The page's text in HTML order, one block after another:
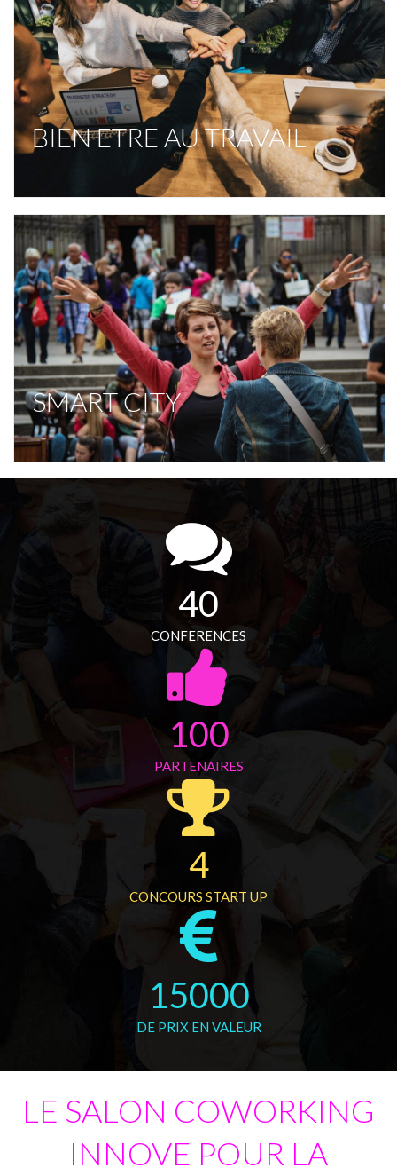
BIEN ETRE AU TRAVAIL
SMART CITY
40
CONFERENCES
100
PARTENAIRES
4
CONCOURS START UP
15000
DE PRIX EN VALEUR
LE SALON COWORKING
INNOVE POUR LA